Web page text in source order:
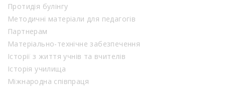
Протидія булінгу
Методичні матеріали для педагогів
Партнерам
Матеріально-технічне забезпечення
Історії з життя учнів та вчителів
Історія училища
Міжнародна співпраця